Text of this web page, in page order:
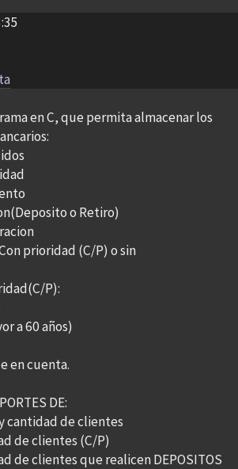
en C, que permita almacenar los
o Retiro)
prioridad (C/P) o sin
P):
a 60 años)
en cuenta.
DE:
cantidad de clientes
de clientes (C/P)
de clientes que realicen DEPOSITOS